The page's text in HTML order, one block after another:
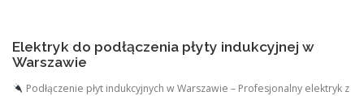
Elektryk do podłączenia płyty indukcyjnej w
Warszawie
Podłączenie płyt indukcyjnych w Warszawie – Profesjonalny elektryk z